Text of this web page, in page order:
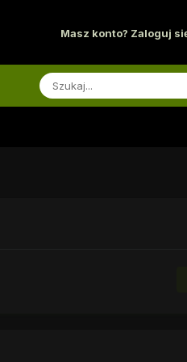
Masz konto? Zaloguj